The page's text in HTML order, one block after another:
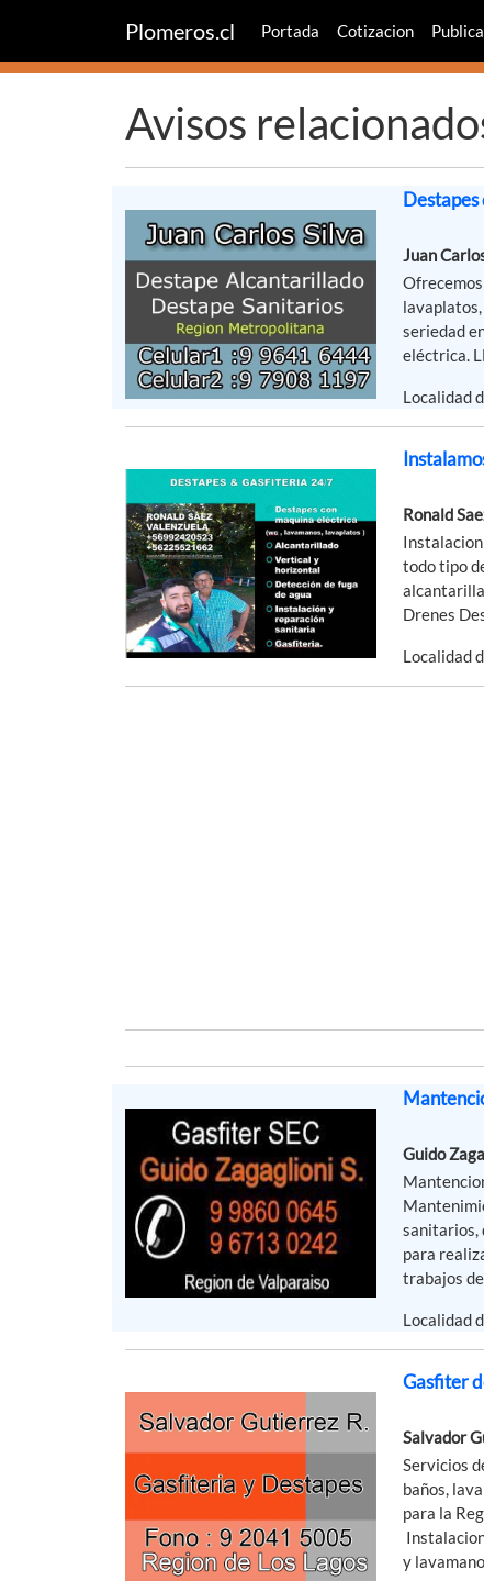
Plomeros.cl Portada Cotizacion
Avisos
Juan
lavaplatos,
seriedad
eléctrica.
Localidad
Ronald
todo tipo
Drenes
Localidad
Guido
sanitarios,
para
trabajos
Localidad
Gasfiter
Salvador
Servicios
baños,
para la
y